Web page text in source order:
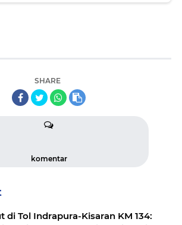
SHARE
komentar
di Tol Indrapura-Kisaran KM 134: